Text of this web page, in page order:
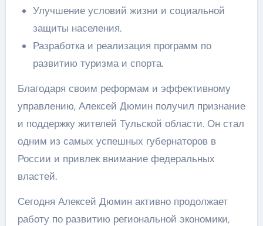
Улучшение условий жизни и социальной
защиты населения.
Разработка и реализация программ по
развитию туризма и спорта.
Благодаря своим реформам и эффективному
управлению, Алексей Дюмин получил признание
и поддержку жителей Тульской области. Он стал
одним из самых успешных губернаторов в
России и привлек внимание федеральных
властей.
Сегодня Алексей Дюмин активно продолжает
работу по развитию региональной экономики,